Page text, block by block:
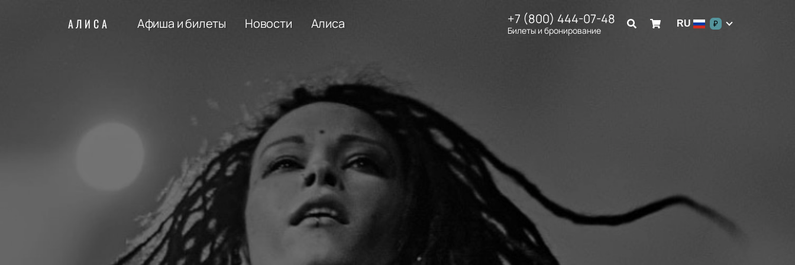
АЛИСА Афиша и билеты Новости Алиса +7 (800) 444-07-48
Билеты и бронирование
RU ₽